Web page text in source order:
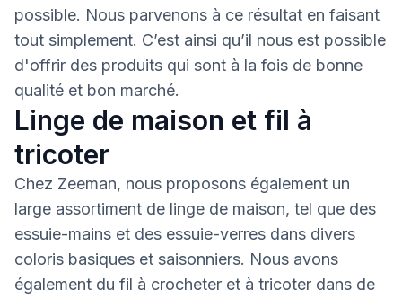
possible. Nous parvenons à ce résultat en faisant
tout simplement. C’est ainsi qu’il nous est possible
d'offrir des produits qui sont à la fois de bonne
qualité et bon marché.
Linge de maison et fil à
tricoter
Chez Zeeman, nous proposons également un
large assortiment de linge de maison, tel que des
essuie-mains et des essuie-verres dans divers
coloris basiques et saisonniers. Nous avons
également du fil à crocheter et à tricoter dans de